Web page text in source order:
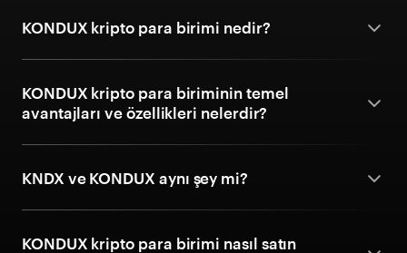
KONDUX kripto para birimi nedir?
KONDUX kripto para biriminin temel
avantajları ve özellikleri nelerdir?
KNDX ve KONDUX aynı şey mi?
KONDUX kripto para birimi nasıl satın